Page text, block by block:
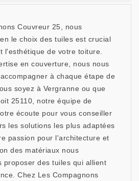
Couvreur 25, nous
le choix des tuiles est crucial
l'esthétique de votre toiture.
en couverture, nous nous
à chaque étape de
soyez à Vergranne ou que
25110, notre équipe de
écoute pour vous conseiller
les solutions les plus adaptées
passion pour l'architecture et
des matériaux nous
proposer des tuiles qui allient
Chez Les Compagnons